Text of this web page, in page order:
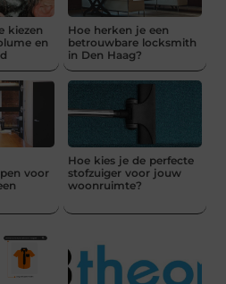
kiezen
en
Hoe herken je een
betrouwbare locksmith
in Den Haag?
voor
Hoe kies je de perfecte
stofzuiger voor jouw
woonruimte?